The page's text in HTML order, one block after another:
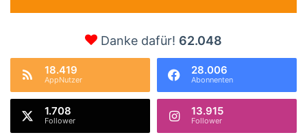
Danke dafür! 62.048
18.419
AppNutzer
28.006
Abonnenten
1.708
Follower
13.915
Follower